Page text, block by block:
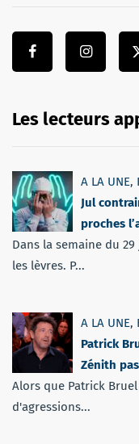
Les lecteurs
A LA UNE,
Jul
proches
Dans la semaine du
les lèvres. P...
A LA UNE,
Patrick
Zénith
Alors que Patrick
d'agressions...